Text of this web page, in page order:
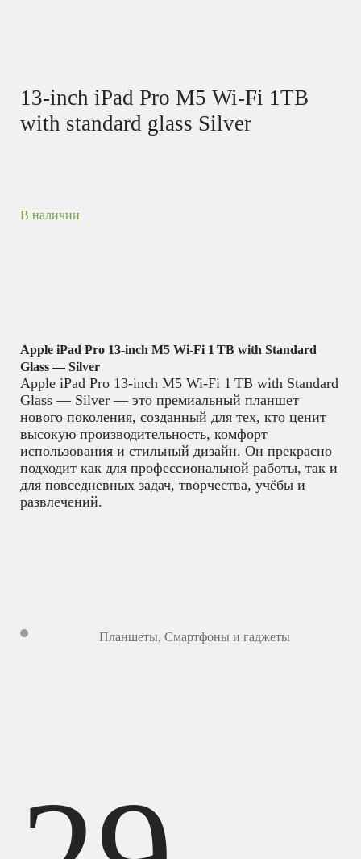
13-inch iPad Pro M5 Wi-Fi 1TB
with standard glass Silver
В наличии
Apple iPad Pro 13‑inch M5 Wi‑Fi 1 TB with Standard
Glass — Silver
Apple iPad Pro 13‑inch M5 Wi‑Fi 1 TB with Standard
Glass — Silver — это премиальный планшет
нового поколения, созданный для тех, кто ценит
высокую производительность, комфорт
использования и стильный дизайн. Он прекрасно
подходит как для профессиональной работы, так и
для повседневных задач, творчества, учёбы и
развлечений.
Планшеты, Смартфоны и гаджеты